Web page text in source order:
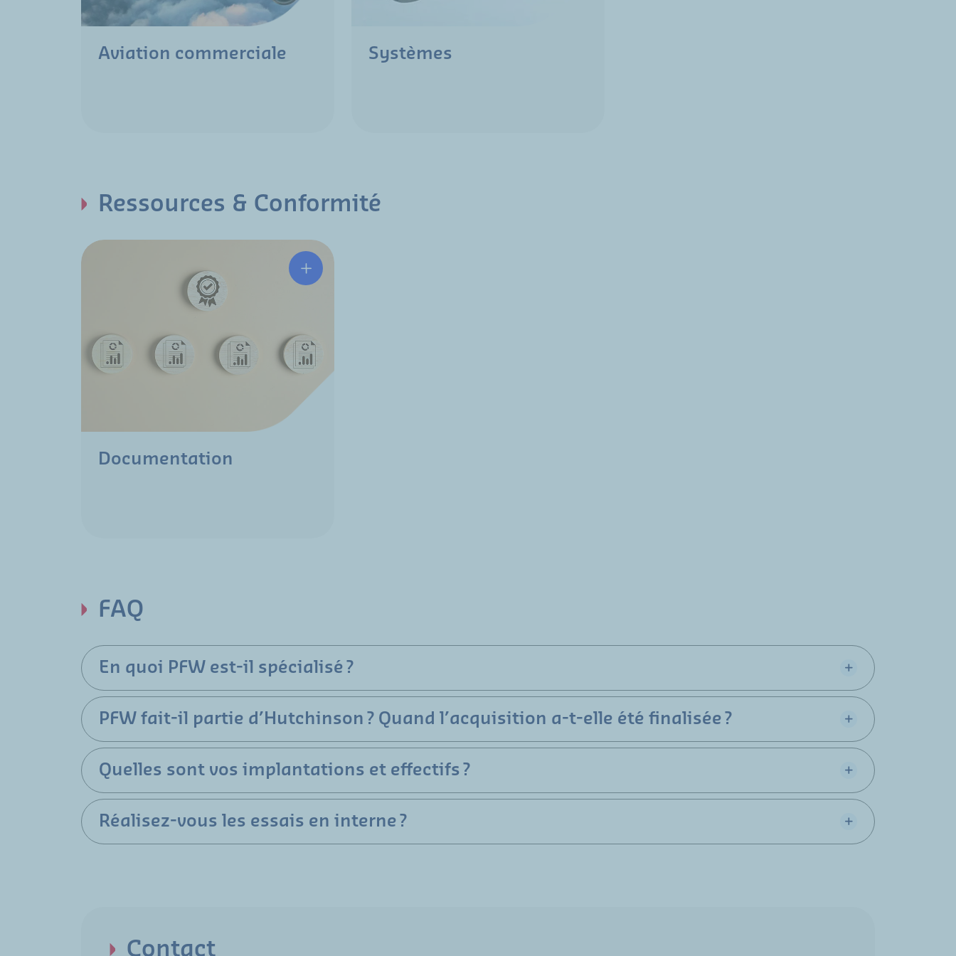
Aviation commerciale Systèmes
Ressources & Conformité
Documentation
FAQ
En quoi PFW est-il spécialisé ?
PFW fait-il partie d’Hutchinson ? Quand l’acquisition a-t-elle été finalisée ?
Quelles sont vos implantations et effectifs ?
Réalisez-vous les essais en interne ?
Contact